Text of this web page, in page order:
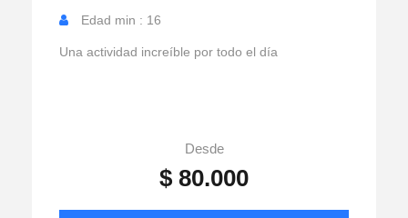
Edad min : 16
Una actividad increíble por todo el día
Desde
$ 80.000